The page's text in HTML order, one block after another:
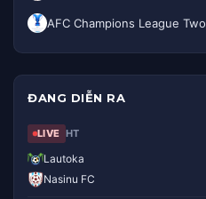
AFC Champions League Two
ĐANG DIỄN RA
LIVE HT
Lautoka
Nasinu FC